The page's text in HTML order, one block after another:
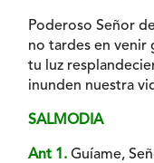
Poderoso Señor
no tardes en venir
tu luz
inunden nuestra
SALMODIA
Ant 1. Guíame,